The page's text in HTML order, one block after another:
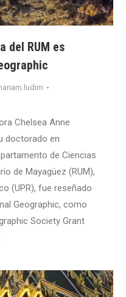
del RUM es
Chelsea Anne
doctorado en
de Ciencias
de Mayagüez (RUM),
(UPR), fue reseñado
Geographic, como
Society Grant